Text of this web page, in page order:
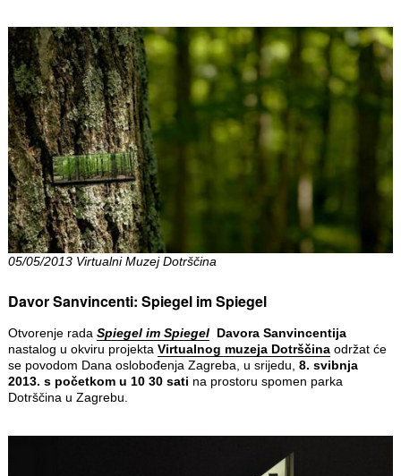
05/05/2013 Virtualni Muzej Dotrščina
Davor Sanvincenti: Spiegel im Spiegel
Otvorenje rada SpiegelimSpiegel Davora Sanvincentija
nastalog u okviru projekta Virtualnog muzeja Dotrščinaodržat će
se povodom Dana oslobođenja Zagreba, u srijedu, 8. svibnja
2013. s početkom u 10 30 sati na prostoru spomen parka
Dotrščina u Zagrebu.